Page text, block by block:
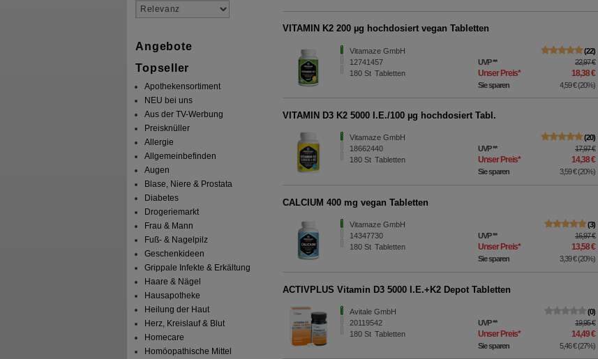
Angebote
Topseller
Apothekensortiment
NEU bei uns
Aus der TV-Werbung
Preisknüller
Allergie
Allgemeinbefinden
Augen
Blase, Niere & Prostata
Diabetes
Drogeriemarkt
Frau & Mann
Fuß- & Nagelpilz
Geschenkideen
Grippale Infekte & Erkältung
Haare & Nägel
Hausapotheke
Heilung der Haut
Herz, Kreislauf & Blut
Homecare
Homöopathische Mittel
VITAMIN K2 200 µg hochdosiert vegan Tabletten
Vitamaze GmbH
12741457
180St Tabletten
22
UVP** 22,97 €
Unser Preis* 18,38 €
Sie sparen 4,59 €(20%)
VITAMIN D3 K2 5000 I.E./100 µg hochdosiert Tabl.
Vitamaze GmbH
18662440
180St Tabletten
20
UVP** 17,97 €
Unser Preis* 14,38 €
Sie sparen 3,59 €(20%)
CALCIUM 400 mg vegan Tabletten
Vitamaze GmbH
14347730
180St Tabletten
3
UVP** 16,97 €
Unser Preis* 13,58 €
Sie sparen 3,39 €(20%)
ACTIVPLUS Vitamin D3 5000 I.E.+K2 Depot Tabletten
Avitale GmbH
20119542
180St Tabletten
0
UVP** 19,95 €
Unser Preis* 14,49 €
Sie sparen 5,46 €(27%)